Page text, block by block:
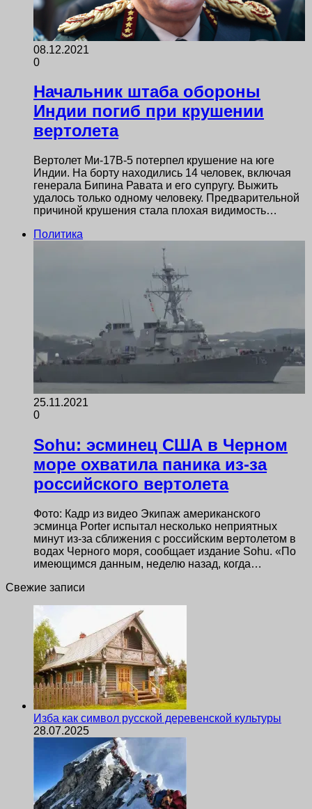
08.12.2021
0
Начальник штаба обороны
Индии погиб при крушении
вертолета
Вертолет Ми-17В-5 потерпел крушение на юге
Индии. На борту находились 14 человек, включая
генерала Бипина Равата и его супругу. Выжить
удалось только одному человеку. Предварительной
причиной крушения стала плохая видимость…
Политика
25.11.2021
0
Sohu: эсминец США в Черном
море охватила паника из-за
российского вертолета
Фото: Кадр из видео Экипаж американского
эсминца Porter испытал несколько неприятных
минут из-за сближения с российским вертолетом в
водах Черного моря, сообщает издание Sohu. «По
имеющимся данным, неделю назад, когда…
Свежие записи
Изба как символ русской деревенской культуры
28.07.2025